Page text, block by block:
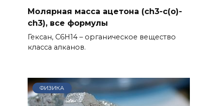
Молярная масса ацетона (ch3-c(o)-
ch3), все формулы
Гексан, C6H14 – органическое вещество
класса алканов.
ФИЗИКА